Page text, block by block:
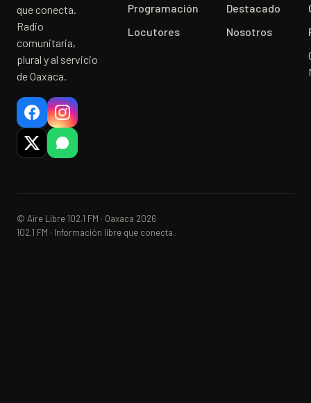
que conecta.
Radio
comunitaria,
plural y al servicio
de Oaxaca.
Programación
Locutores
Destacado
Nosotros
© Aire Libre 102.1 FM · Oaxaca 2026
102.1 FM · Información libre que conecta.